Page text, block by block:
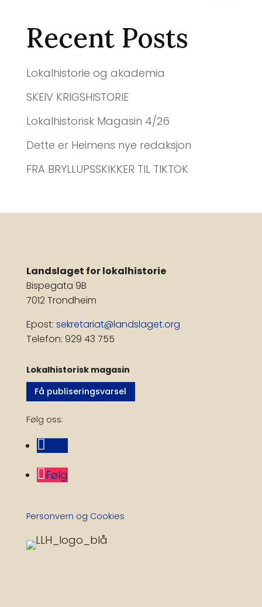
Recent Posts
Lokalhistorie og akademia
SKEIV KRIGSHISTORIE
Lokalhistorisk Magasin 4/26
Dette er Heimens nye redaksjon
FRA BRYLLUPSSKIKKER TIL TIKTOK
Landslaget for lokalhistorie
Bispegata 9B
7012 Trondheim
Epost: sekretariat@landslaget.org
Telefon: 929 43 755
Lokalhistorisk magasin
Få publiseringsvarsel
Følg oss:
Følg
Personvern og Cookies